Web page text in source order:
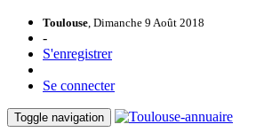
Toulouse, Dimanche 9 Août 2018
-
S'enregistrer
Se connecter
Toggle navigation